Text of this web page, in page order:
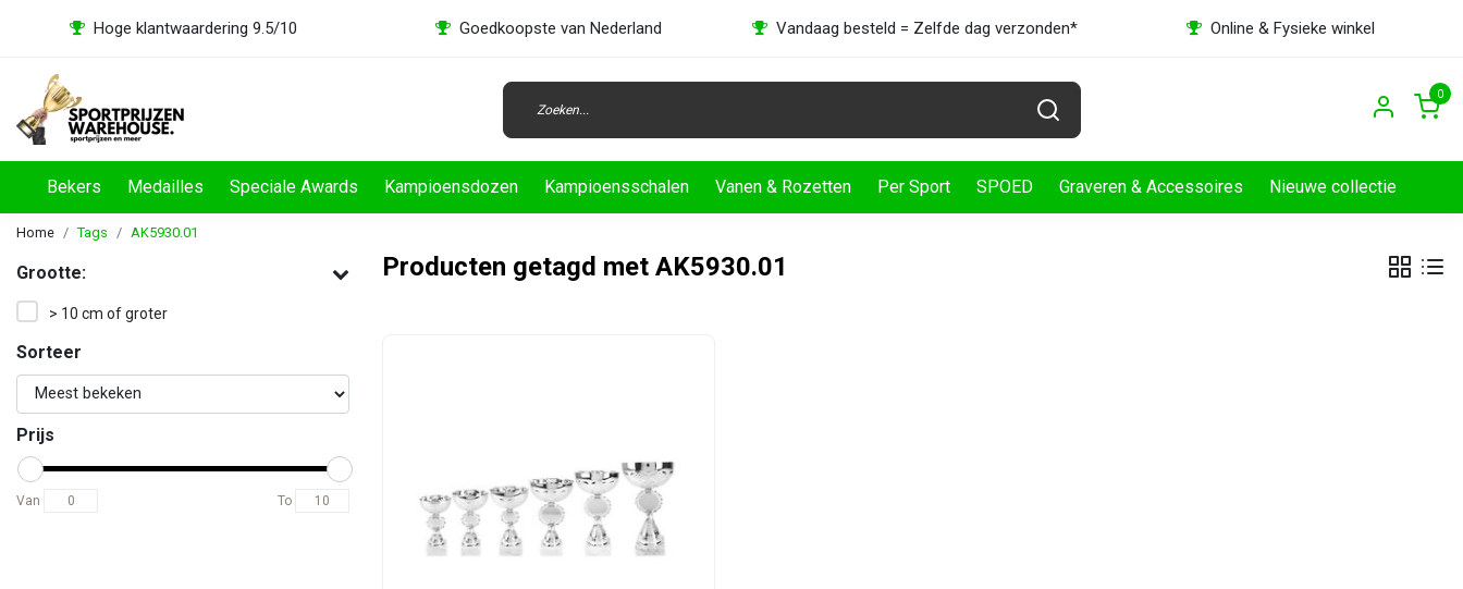
Hoge klantwaardering 9.5/10 Goedkoopste van Nederland Vandaag besteld = Zelfde dag verzonden* Online & Fysieke winkel
0
Bekers Medailles Speciale Awards Kampioensdozen Kampioensschalen Vanen & Rozetten Per Sport SPOED Graveren & Accessoires Nieuwe collectie
Home Tags AK5930.01
Grootte:
> 10 cm of groter
Sorteer
Prijs
Van To
Producten getagd met AK5930.01